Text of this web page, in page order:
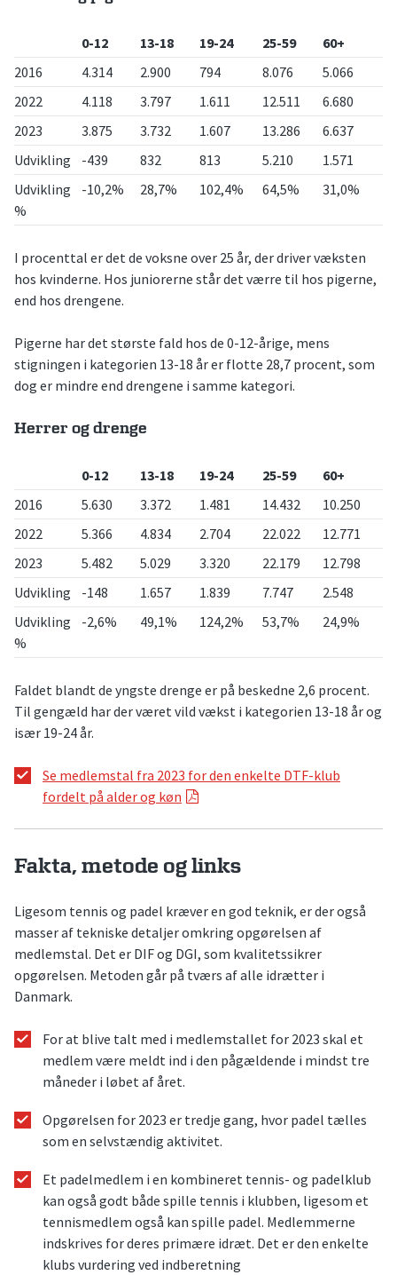
0-12 13-18 19-24 25-59
60+
2016
4.314 2.900 794 8.076
5.066
2022
4.118 3.797 1.611 12.511
6.680
2023
3.875 3.732 1.607 13.286
6.637
Udvikling
-439 832 813 5.210
1.571
Udvikling
%
-10,2% 28,7% 102,4% 64,5% 31,0%
I procenttal er det de voksne over 25 år, der driver væksten
hos kvinderne. Hos juniorerne står det værre til hos pigerne,
end hos drengene.
Pigerne har det største fald hos de 0-12-årige, mens
stigningen i kategorien 13-18 år er flotte 28,7 procent, som
dog er mindre end drengene i samme kategori.
Herrer og drenge
0-12 13-18 19-24 25-59
60+
2016
5.630 3.372 1.481 14.432
10.250
2022
5.366 4.834 2.704 22.022
12.771
2023
5.482 5.029 3.320 22.179
12.798
Udvikling
-148 1.657 1.839 7.747
2.548
Udvikling
%
-2,6% 49,1% 124,2% 53,7% 24,9%
Faldet blandt de yngste drenge er på beskedne 2,6 procent.
Til gengæld har der været vild vækst i kategorien 13-18 år og
især 19-24 år.
Se medlemstal fra 2023 for den enkelte DTF-klub
fordelt på alder og køn
Fakta, metode og links
Ligesom tennis og padel kræver en god teknik, er der også
masser af tekniske detaljer omkring opgørelsen af
medlemstal. Det er DIF og DGI, som kvalitetssikrer
opgørelsen. Metoden går på tværs af alle idrætter i
Danmark.
For at blive talt med i medlemstallet for 2023 skal et
medlem være meldt ind i den pågældende i mindst tre
måneder i løbet af året.
Opgørelsen for 2023 er tredje gang, hvor padel tælles
som en selvstændig aktivitet.
Et padelmedlem i en kombineret tennis- og padelklub
kan også godt både spille tennis i klubben, ligesom et
tennismedlem også kan spille padel. Medlemmerne
indskrives for deres primære idræt. Det er den enkelte
klubs vurdering ved indberetning